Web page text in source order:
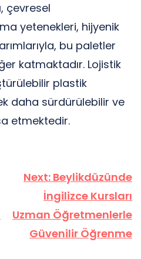
çevresel
yetenekleri, hijyenik
bu paletler
katmaktadır. Lojistik
plastik
daha sürdürülebilir ve
etmektedir.
Next: Beylikdüzünde
İngilizce Kursları
Uzman Öğretmenlerle
Güvenilir Öğrenme